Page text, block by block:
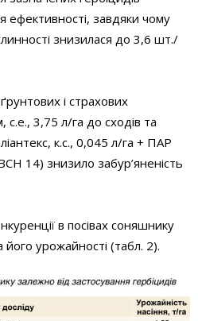
ефективності, завдяки чому
знизилася до 3,6 шт./
і страхових
с.е., 3,75 л/га до сходів та
к.с., 0,045 л/га + ПАР
14) знизило забур’яненість
в посівах соняшнику
урожайності (табл. 2).